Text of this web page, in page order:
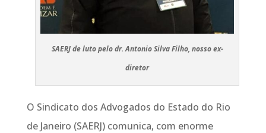
SAERJ de luto pelo dr. Antonio Silva Filho, nosso ex-
diretor
O Sindicato dos Advogados do Estado do Rio
de Janeiro (SAERJ) comunica, com enorme